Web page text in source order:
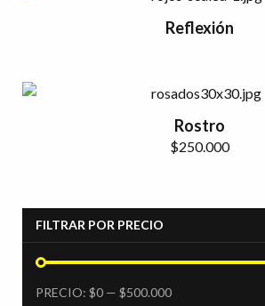
Reflexión
Rostro
$250.000
FILTRAR POR PRECIO
PRECIO
MÍNIMO
PRECIO
MÁXIMO
PRECIO: $0 — $500.000